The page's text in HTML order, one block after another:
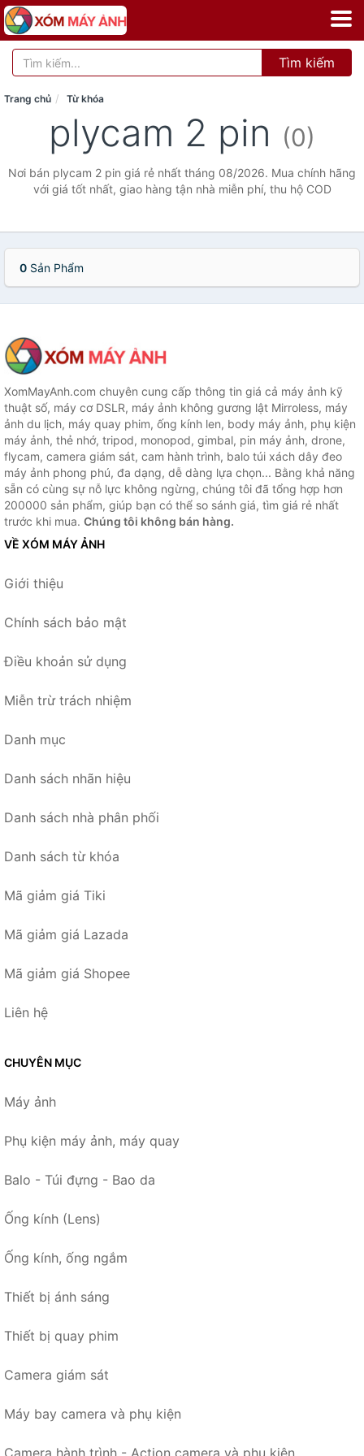
Tìm kiếm
Trang chủ Từ khóa
plycam 2 pin (0)
Nơi bán plycam 2 pin giá rẻ nhất tháng 08/2026. Mua chính hãng
với giá tốt nhất, giao hàng tận nhà miễn phí, thu hộ COD
0 Sản Phẩm
XomMayAnh.com chuyên cung cấp thông tin giá cả máy ảnh kỹ
thuật số, máy cơ DSLR, máy ảnh không gương lật Mirroless, máy
ảnh du lịch, máy quay phim, ống kính len, body máy ảnh, phụ kiện
máy ảnh, thẻ nhớ, tripod, monopod, gimbal, pin máy ảnh, drone,
flycam, camera giám sát, cam hành trình, balo túi xách dây đeo
máy ảnh phong phú, đa dạng, dễ dàng lựa chọn... Bằng khả năng
sẵn có cùng sự nỗ lực không ngừng, chúng tôi đã tổng hợp hơn
200000 sản phẩm, giúp bạn có thể so sánh giá, tìm giá rẻ nhất
trước khi mua. Chúng tôi không bán hàng.
VỀ XÓM MÁY ẢNH
Giới thiệu
Chính sách bảo mật
Điều khoản sử dụng
Miễn trừ trách nhiệm
Danh mục
Danh sách nhãn hiệu
Danh sách nhà phân phối
Danh sách từ khóa
Mã giảm giá Tiki
Mã giảm giá Lazada
Mã giảm giá Shopee
Liên hệ
CHUYÊN MỤC
Máy ảnh
Phụ kiện máy ảnh, máy quay
Balo - Túi đựng - Bao da
Ống kính (Lens)
Ống kính, ống ngắm
Thiết bị ánh sáng
Thiết bị quay phim
Camera giám sát
Máy bay camera và phụ kiện
Camera hành trình - Action camera và phụ kiện